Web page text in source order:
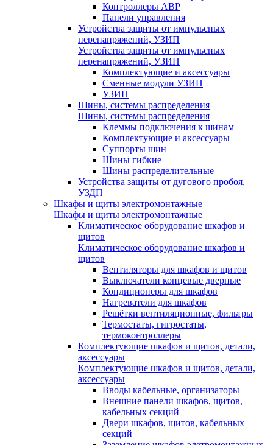
Контроллеры АВР
Панели управления
Устройства защиты от импульсных
перенапряжений, УЗИП
Устройства защиты от импульсных
перенапряжений, УЗИП
Комплектующие и аксессуары
Сменные модули УЗИП
УЗИП
Шины, системы распределения
Шины, системы распределения
Клеммы подключения к шинам
Комплектующие и аксессуары
Суппорты шин
Шины гибкие
Шины распределительные
Устройства защиты от дугового пробоя,
УЗДП
Шкафы и щиты электромонтажные
Шкафы и щиты электромонтажные
Климатическое оборудование шкафов и
щитов
Климатическое оборудование шкафов и
щитов
Вентиляторы для шкафов и щитов
Выключатели концевые дверные
Кондиционеры для шкафов
Нагреватели для шкафов
Решётки вентиляционные, фильтры
Термостаты, гигростаты,
термоконтроллеры
Комплектующие шкафов и щитов, детали,
аксессуары
Комплектующие шкафов и щитов, детали,
аксессуары
Вводы кабельные, организаторы
Внешние панели шкафов, щитов,
кабельных секций
Двери шкафов, щитов, кабельных
секций